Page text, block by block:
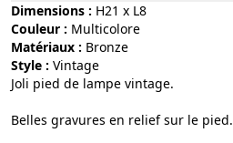
Dimensions : H21 x L8
Couleur :
multicolore
Matériaux :
bronze
Style :
vintage
Joli pied de lampe vintage.
Belles gravures en relief sur le pied.